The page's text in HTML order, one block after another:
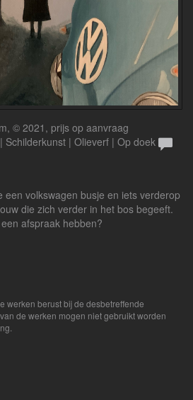
© 2021, prijs op aanvraag
Schilderkunst | Olieverf | Op doek
een volkswagen busje en iets verderop
die zich verder in het bos begeeft.
afspraak hebben?
werken berust bij de desbetreffende
de werken mogen niet gebruikt worden